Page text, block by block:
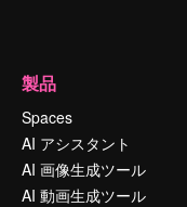
製品
Spaces
AI アシスタント
AI 画像生成ツール
AI 動画生成ツール